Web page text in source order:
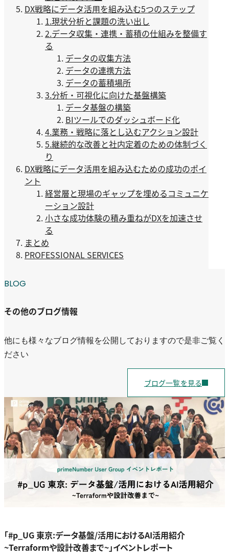
DX戦略にデータ活用を組み込む5つのステップ
1.現状分析と課題の洗い出し
2.データ収集・連携・蓄積の仕組みを整備す
る
データの収集方法
データの連携方法
データの蓄積場所
3.分析・可視化に向けた基盤構築
データ基盤の構築
BIツールでのダッシュボード化
4.業務・戦略に落とし込むアクション設計
5.継続的な改善と社内定着のための体制づく
り
DX戦略にデータ活用を組み込むための成功のポイ
ント
経営層と現場のギャップを埋めるコミュニケ
ーション設計
小さな成功体験の積み重ねがDXを加速させ
る
まとめ
PROFESSIONAL SERVICES
BLOG
その他のブログ情報
他にも様々なブログ情報を公開しておりますので是非ご覧く
ださい
ブログ一覧を見る
「#p_UG 東京:データ基盤/活用におけるAI活用紹介
~Terraformや設計改善まで~」イベントレポート